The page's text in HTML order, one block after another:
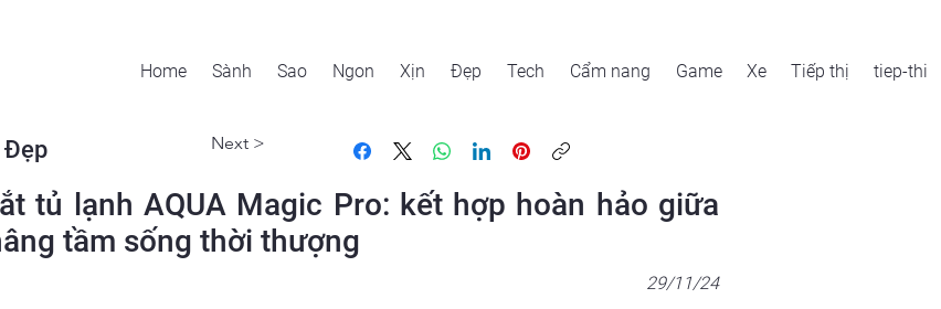
Home Sành Sao Ngon Xịn Đẹp Tech Cẩm nang Game Xe Tiếp thị tiep-thi
Next >
tủ lạnh AQUA Magic Pro: kết hợp hoàn hảo giữa
tầm sống thời thượng
29/11/24